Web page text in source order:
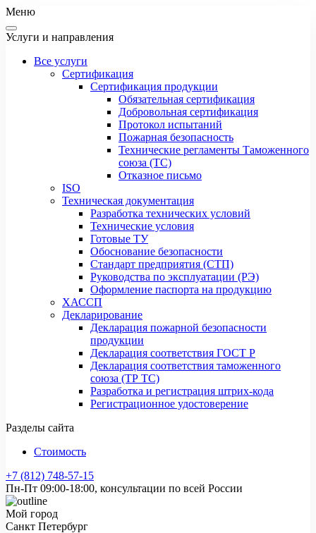
Меню
Услуги и направления
Все услуги
Сертификация
Сертификация продукции
Обязательная сертификация
Добровольная сертификация
Протокол испытаний
Пожарная безопасность
Технические регламенты Таможенного
союза (ТС)
Отказное письмо
ISO
Техническая документация
Разработка технических условий
Технические условия
Готовые ТУ
Обоснование безопасности
Стандарт предприятия (СТП)
Руководства по эксплуатации (РЭ)
Оформление паспорта на продукцию
ХАССП
Декларирование
Декларация пожарной безопасности
продукции
Декларация соответствия ГОСТ Р
Декларация соответствия таможенного
союза (ТР ТС)
Разработка и регистрация штрих-кода
Регистрационное удостоверение
Разделы сайта
Стоимость
+7 (812) 748-57-15
Пн-Пт 09:00-18:00, консультации по всей России
Мой город
Санкт Петербург